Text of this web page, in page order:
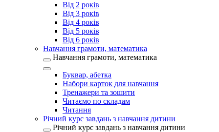
Від 2 років
Від 3 років
Від 4 років
Від 5 років
Від 6 років
Навчання грамоти, математика
Навчання грамоти, математика
Буквар, абетка
Набори карток для навчання
Тренажери та зошити
Читаємо по складам
Читання
Річний курс завдань з навчання дитини
Річний курс завдань з навчання дитини